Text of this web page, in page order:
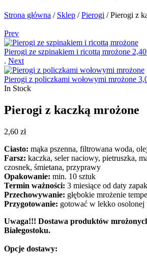
Strona główna / Sklep /Pierogi /Pierogi z
Prev
Pierogi ze szpinakiem i ricottą mrożone 2,40
. Next
Pierogi z policzkami wołowymi mrożone
In Stock
Pierogi z kaczką mrożone
2,60 zł
Ciasto: mąka pszenna, filtrowana woda,
Farsz: kaczka, seler naciowy, pietruszka,
czosnek, śmietana, przyprawy
Opakowanie: min. 10 sztuk
Termin ważności: 3 miesiące od daty
Przechowywanie: głębokie mrożenie
Przygotowanie: gotować w lekko
Uwaga!!! Dostawa produktów
Białegostoku.
Opcje dostawy: